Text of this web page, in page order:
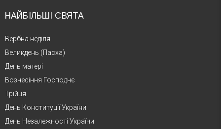
НАЙБІЛЬШІ СВЯТА
Вербна неділя
Великдень (Пасха)
День матері
Вознесіння Господнє
Трійця
День Конституції України
День Незалежності України